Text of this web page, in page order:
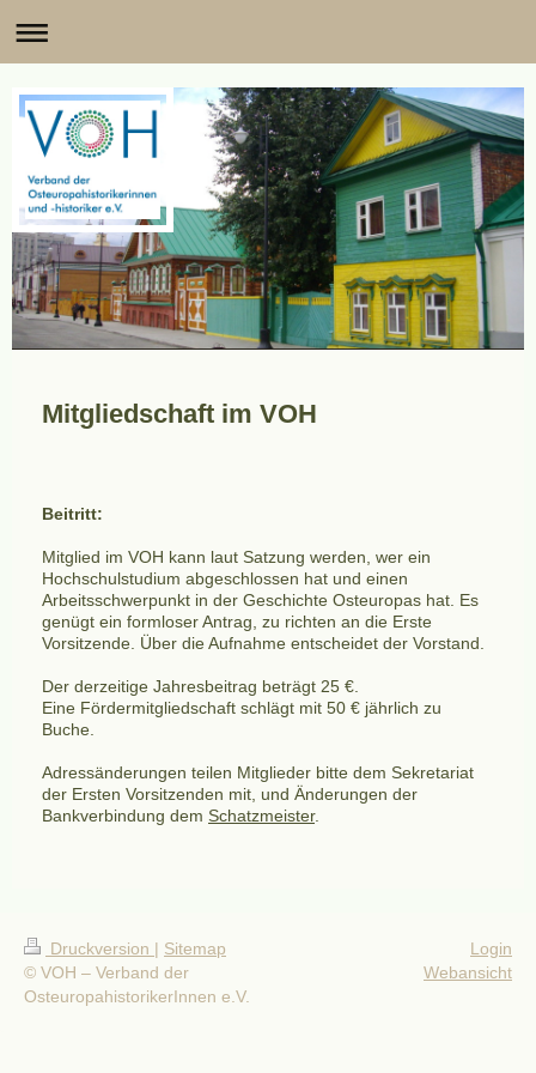
Mitgliedschaft im VOH
Beitritt:
Mitglied im VOH kann laut Satzung werden, wer ein
Hochschulstudium abgeschlossen hat und einen
Arbeitsschwerpunkt in der Geschichte Osteuropas hat. Es
genügt ein formloser Antrag, zu richten an die Erste
Vorsitzende. Über die Aufnahme entscheidet der Vorstand.
Der derzeitige Jahresbeitrag beträgt 25 €.
Eine Fördermitgliedschaft schlägt mit 50 € jährlich zu
Buche.
Adressänderungen teilen Mitglieder bitte dem Sekretariat
der Ersten Vorsitzenden mit, und Änderungen der
Bankverbindung dem Schatzmeister.
Druckversion | Sitemap
© VOH – Verband der
OsteuropahistorikerInnen e.V.
Login
Webansicht